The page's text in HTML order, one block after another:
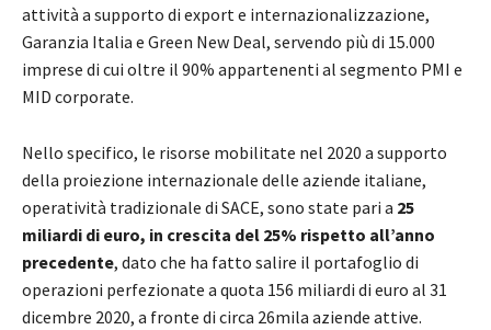
attività a supporto di export e internazionalizzazione,
Garanzia Italia e Green New Deal, servendo più di 15.000
imprese di cui oltre il 90% appartenenti al segmento PMI e
MID corporate.
Nello specifico, le risorse mobilitate nel 2020 a supporto
della proiezione internazionale delle aziende italiane,
operatività tradizionale di SACE, sono state pari a 25
miliardi di euro, in crescita del 25% rispetto all’anno
precedente, dato che ha fatto salire il portafoglio di
operazioni perfezionate a quota 156 miliardi di euro al 31
dicembre 2020, a fronte di circa 26mila aziende attive.